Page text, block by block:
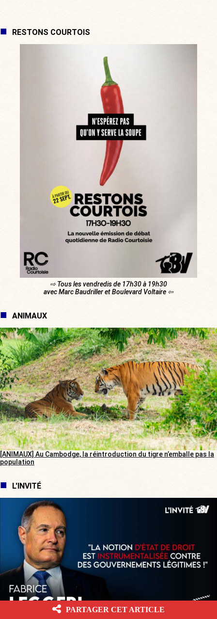
RESTONS COURTOIS
⇨ Tous les vendredis de 17h30 à 19h30
avec Marc Baudriller et Boulevard Voltaire ⇦
ANIMAUX
[ANIMAUX] Au Cambodge, la réintroduction du tigre n’emballe pas la
population
L'INVITÉ
PARTAGER CET ARTICLE